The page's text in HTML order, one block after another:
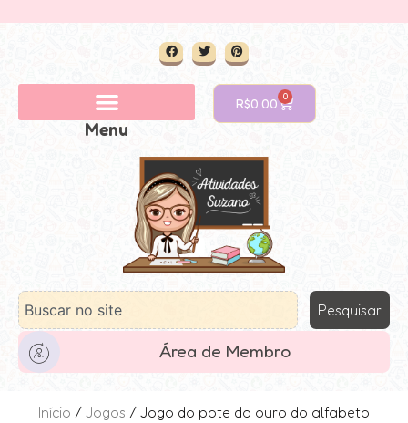
Menu
R$0.00 0
Pesquisar
Área de Membro
Início / Jogos / Jogo do pote do ouro do alfabeto